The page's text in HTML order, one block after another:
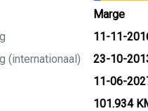
Marge
11-11-
(internationaal)
23-10-
11-06-
101.934